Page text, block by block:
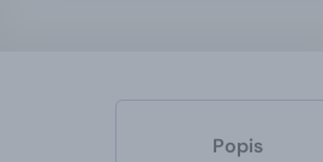
Popis